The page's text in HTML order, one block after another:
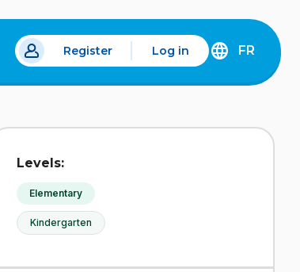
Register Log in
DÉCOUVREZ
FRANÇAIS
FR
Levels:
Elementary
Kindergarten